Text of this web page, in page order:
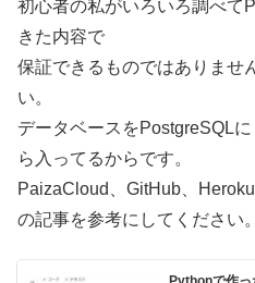
初心者の私がいろいろ調べて
きた内容で
保証できるものではありませ
い。
データベースをPostgreSQL
ら入ってるからです。
PaizaCloud、GitHub、
の記事を参考にしてください。